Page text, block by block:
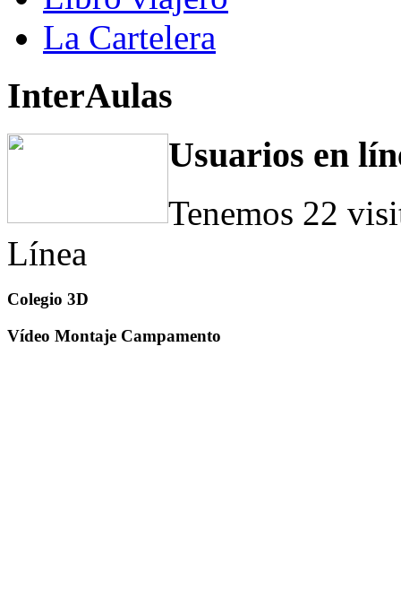
La Cartelera
InterAulas
Usuarios en
Tenemos 22
Línea
Colegio 3D
Vídeo Montaje Campamento